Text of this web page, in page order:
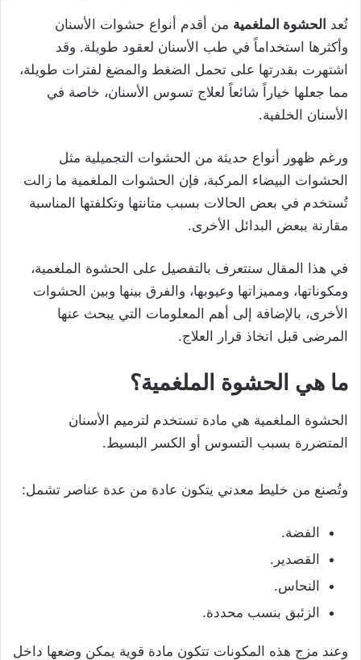
تُعد الحشوة الملغمية من أقدم أنواع حشوات الأسنان
وأكثرها استخداماً في طب الأسنان لعقود طويلة. وقد
اشتهرت بقدرتها على تحمل الضغط والمضغ لفترات طويلة،
مما جعلها خياراً شائعاً لعلاج تسوس الأسنان، خاصة في
الأسنان الخلفية.
ورغم ظهور أنواع حديثة من الحشوات التجميلية مثل
الحشوات البيضاء المركبة، فإن الحشوات الملغمية ما زالت
تُستخدم في بعض الحالات بسبب متانتها وتكلفتها المناسبة
مقارنة ببعض البدائل الأخرى.
في هذا المقال سنتعرف بالتفصيل على الحشوة الملغمية،
ومكوناتها، ومميزاتها وعيوبها، والفرق بينها وبين الحشوات
الأخرى، بالإضافة إلى أهم المعلومات التي يبحث عنها
المرضى قبل اتخاذ قرار العلاج.
ما هي الحشوة الملغمية؟
الحشوة الملغمية هي مادة تستخدم لترميم الأسنان
المتضررة بسبب التسوس أو الكسر البسيط.
وتُصنع من خليط معدني يتكون عادة من عدة عناصر تشمل:
الفضة.
القصدير.
النحاس.
الزئبق بنسب محددة.
وعند مزج هذه المكونات تتكون مادة قوية يمكن وضعها داخل